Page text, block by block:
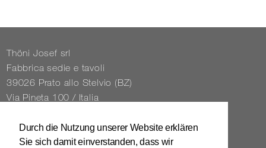
Durch die Nutzung unserer Website erklären
Sie sich damit einverstanden, dass wir
Thöni Josef srl
Fabbrica sedie e tavoli
39026 Prato allo Stelvio (BZ)
Via Pineta 100 / Italia
Tel. 0039 / 0473 / 61 62 43